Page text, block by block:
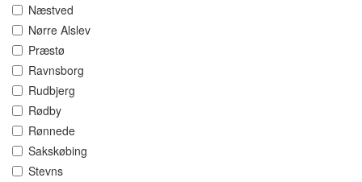
Næstved
Nørre Alslev
Præstø
Ravnsborg
Rudbjerg
Rødby
Rønnede
Sakskøbing
Stevns